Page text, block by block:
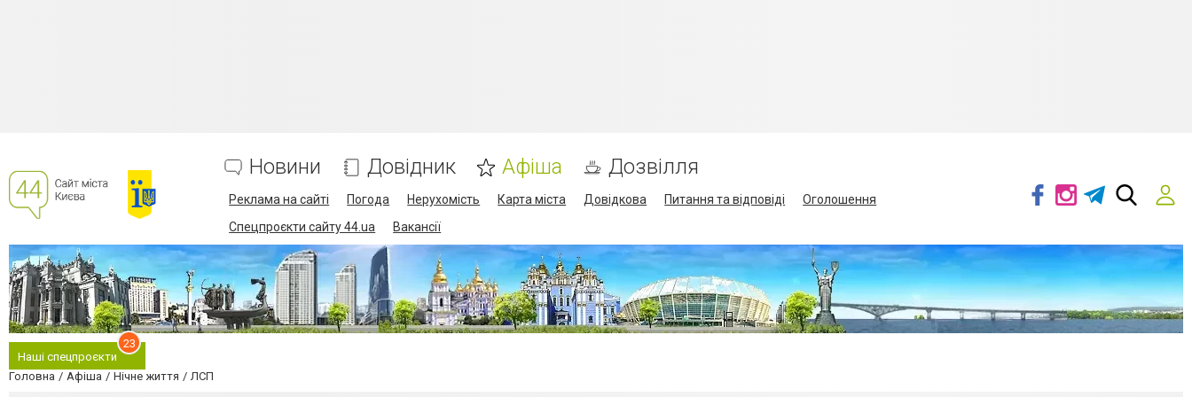
Новини Довідник Афіша Дозвілля
Реклама на сайті Погода Нерухомість Карта міста Довідкова Питання та відповіді
Оголошення
Спецпроєкти сайту 44.ua
Вакансії
Наші спецпроєкти
23
Головна Афіша Нічне життя ЛСП